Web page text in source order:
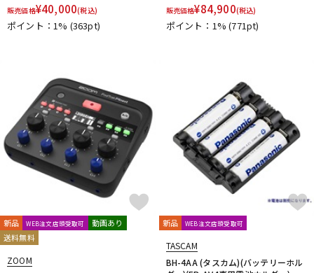
販売価格¥40,000(税込)
ポイント：1% (363pt)
販売価格¥84,900(税込)
ポイント：1%(771pt)
新品 WEB注文店頭受取可
動画あり
送料無料
ZOOM
新品 WEB注文店頭受取可
TASCAM
BH-4AA (タスカム)(バッテリーホル